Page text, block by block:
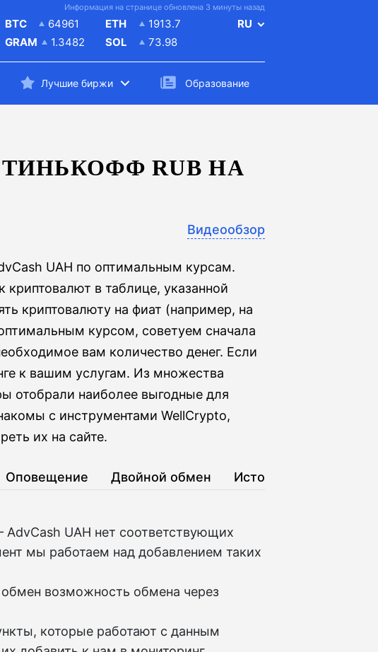
Информация на странице обновлена 3 минуты назад
BTC
64961
GRAM
1.3482
ETH
1913.7
SOL
73.98
RU
Лучшие биржи Образование
RUB НА
Видеообзор
UAH по оптимальным курсам.
в таблице, указанной
криптовалюту на фиат (например, на
курсом, советуем сначала
вам количество денег. Если
к вашим услугам. Из множества
отобрали наиболее выгодные для
с инструментами WellCrypto,
их на сайте.
Оповещение Двойной обмен История
UAH нет соответствующих
мы работаем над добавлением таких
возможность обмена через
которые работают с данным